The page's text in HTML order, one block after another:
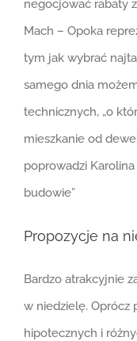
negocjować rabaty
Mach – Opoka
tym jak wybrać
samego dnia
technicznych, „o
mieszkanie od
poprowadzi
budowie”
Propozycje na
Bardzo atrakcyjnie
w niedzielę. Oprócz
hipotecznych i